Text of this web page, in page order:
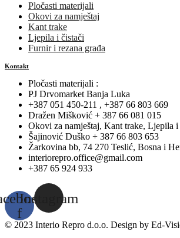
Pločasti materijali
Okovi za namještaj
Kant trake
Ljepila i čistači
Furnir i rezana građa
Kontakt
Pločasti materijali :
PJ Drvomarket Banja Luka
+387 051 450-211 , +387 66 803 669
Dražen Mišković + 387 66 081 015
Okovi za namještaj, Kant trake, Ljepila i
Šajinović Duško + 387 66 803 653
Žarkovina bb, 74 270 Teslić, Bosna i
interiorepro.office@gmail.com
+387 65 924 933
f
Instagram
© 2023 Interio Repro d.o.o. Design by Ed-